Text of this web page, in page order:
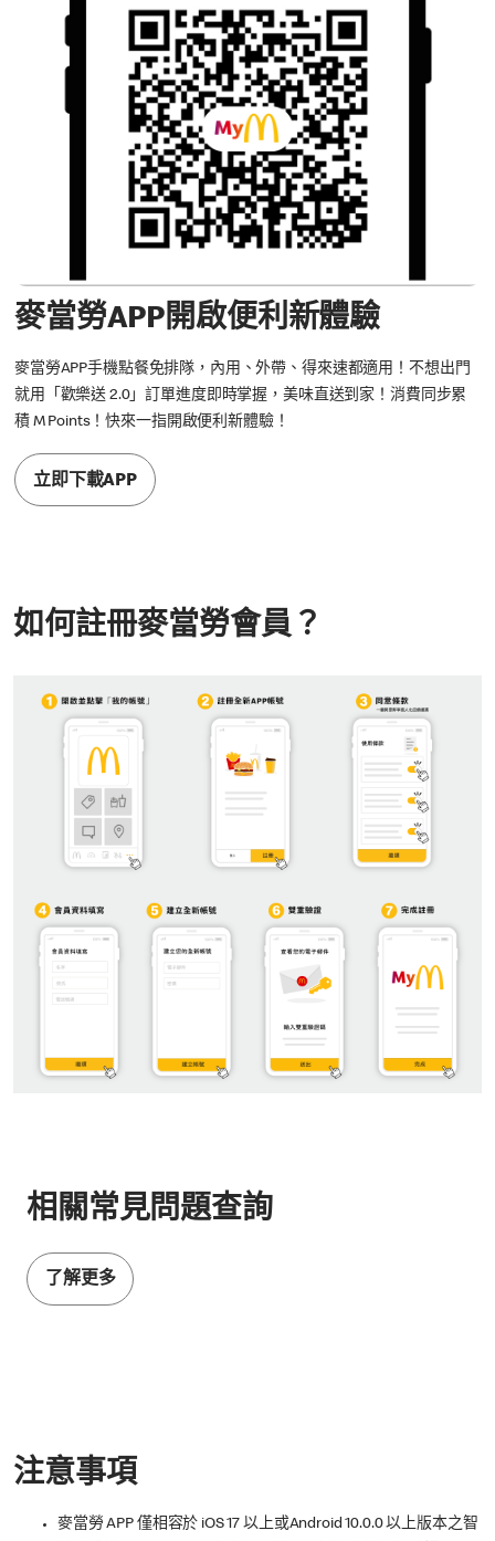
麥當勞APP開啟便利新體驗
麥當勞APP手機點餐免排隊，內用、外帶、得來速都適用！不想出門
就用「歡樂送 2.0」訂單進度即時掌握，美味直送到家！消費同步累
積 M Points！快來一指開啟便利新體驗！
立即下載APP
如何註冊麥當勞會員？
相關常見問題查詢
了解更多
注意事項
麥當勞 APP 僅相容於 iOS 17 以上或Android 10.0.0 以上版本之智